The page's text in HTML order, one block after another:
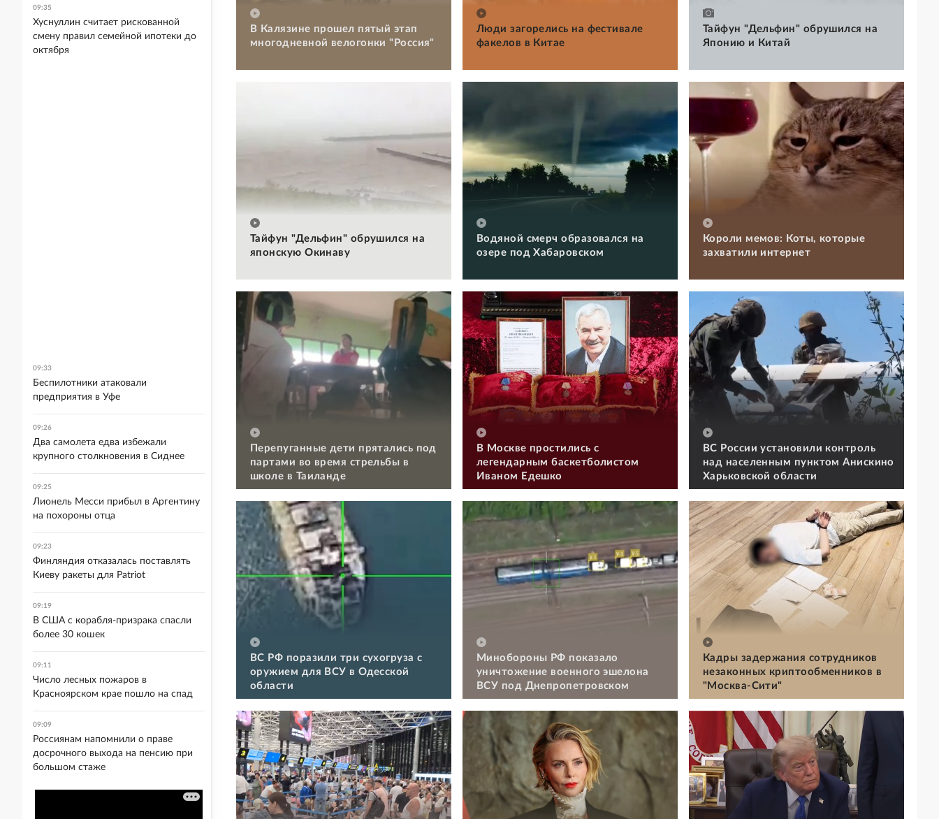
В Калязине прошел пятый этап
многодневной велогонки "Россия"
Люди загорелись на фестивале
факелов в Китае
Тайфун "Дельфин" обрушился на
Японию и Китай
Тайфун "Дельфин" обрушился на
японскую Окинаву
Водяной смерч образовался на
озере под Хабаровском
Короли мемов: Коты, которые
захватили интернет
Перепуганные дети прятались под
партами во время стрельбы в
школе в Таиланде
В Москве простились с
легендарным баскетболистом
Иваном Едешко
ВС России установили контроль
над населенным пунктом Анискино
Харьковской области
ВС РФ поразили три сухогруза с
оружием для ВСУ в Одесской
области
Минобороны РФ показало
уничтожение военного эшелона
ВСУ под Днепропетровском
Кадры задержания сотрудников
незаконных криптообменников в
"Москва-Сити"
09:35
Хуснуллин считает рискованной
смену правил семейной ипотеки до
октября
09:33
Беспилотники атаковали
предприятия в Уфе
09:26
Два самолета едва избежали
крупного столкновения в Сиднее
09:25
Лионель Месси прибыл в Аргентину
на похороны отца
09:23
Финляндия отказалась поставлять
Киеву ракеты для Patriot
09:19
В США с корабля-призрака спасли
более 30 кошек
09:11
Число лесных пожаров в
Красноярском крае пошло на спад
09:09
Россиянам напомнили о праве
досрочного выхода на пенсию при
большом стаже